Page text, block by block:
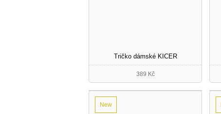
Tričko dámské KICER
389 Kč
New